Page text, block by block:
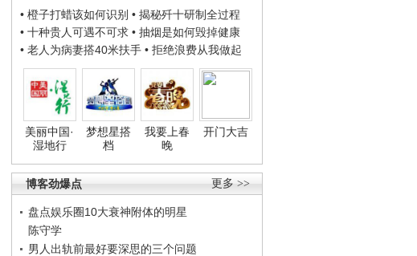
• 橙子打蜡该如何识别 • 揭秘歼十研制全过程
• 十种贵人可遇不可求 • 抽烟是如何毁掉健康
• 老人为病妻搭40米扶手 • 拒绝浪费从我做起
美丽中国·
湿地行
梦想星搭
档
我要上春
晚
开门大吉
更多 >>
博客劲爆点
盘点娱乐圈10大衰神附体的明星
陈守学
男人出轨前最好要深思的三个问题